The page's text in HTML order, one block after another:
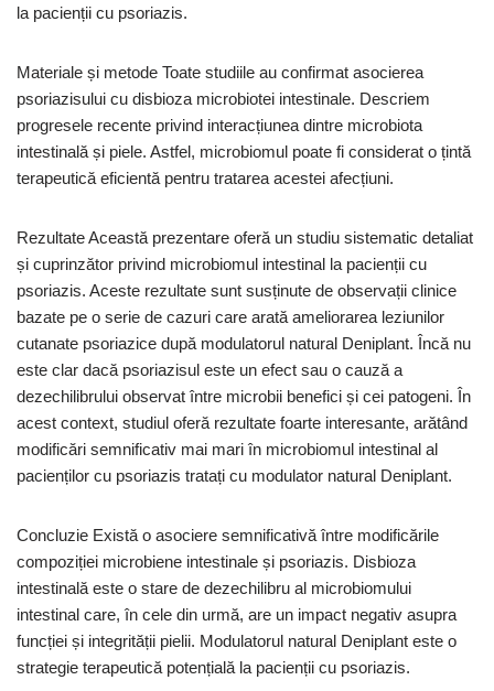
la pacienții cu psoriazis.
Materiale și metode Toate studiile au confirmat asocierea
psoriazisului cu disbioza microbiotei intestinale. Descriem
progresele recente privind interacțiunea dintre microbiota
intestinală și piele. Astfel, microbiomul poate fi considerat o țintă
terapeutică eficientă pentru tratarea acestei afecțiuni.
Rezultate Această prezentare oferă un studiu sistematic detaliat
și cuprinzător privind microbiomul intestinal la pacienții cu
psoriazis. Aceste rezultate sunt susținute de observații clinice
bazate pe o serie de cazuri care arată ameliorarea leziunilor
cutanate psoriazice după modulatorul natural Deniplant. Încă nu
este clar dacă psoriazisul este un efect sau o cauză a
dezechilibrului observat între microbii benefici și cei patogeni. În
acest context, studiul oferă rezultate foarte interesante, arătând
modificări semnificativ mai mari în microbiomul intestinal al
pacienților cu psoriazis tratați cu modulator natural Deniplant.
Concluzie Există o asociere semnificativă între modificările
compoziției microbiene intestinale și psoriazis. Disbioza
intestinală este o stare de dezechilibru al microbiomului
intestinal care, în cele din urmă, are un impact negativ asupra
funcției și integrității pielii. Modulatorul natural Deniplant este o
strategie terapeutică potențială la pacienții cu psoriazis.